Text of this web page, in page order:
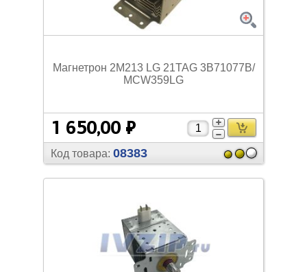
Магнетрон 2M213 LG 21TAG 3B71077В/
MCW359LG
1 650,00 ₽
Код товара: 08383